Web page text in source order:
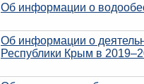
Об информации о
Об информации о
Республики Крым в